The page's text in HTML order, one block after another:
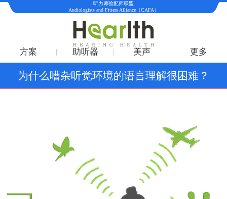
听力师验配师联盟
Audiologists and Fitters Alliance（CAFA）
方案 助听器 美声 更多
为什么嘈杂听觉环境的语言理解很困难？